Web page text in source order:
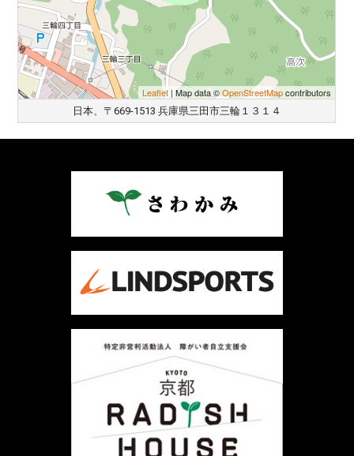
Leaflet | Map data ©OpenStreetMapcontributors
日本、〒669-1513 兵庫県三田市三輪１３１４